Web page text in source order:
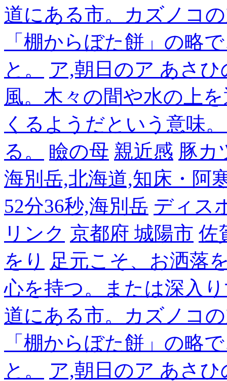
道にある市。カズノコ
「棚からぼた餅」の略
と。
ア,朝日のア あさひ
風。木々の間や水の上
くるようだという意味
る。
瞼の母 親近感 豚カ
海別岳,北海道,知床・阿
52分36秒,海別岳 ディス
リンク 京都府 城陽市 佐
をり 足元こそ、お洒落
心を持つ。または深入
道にある市。カズノコ
「棚からぼた餅」の略
と。
ア,朝日のア あさひ